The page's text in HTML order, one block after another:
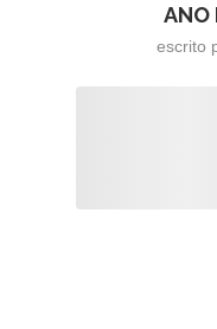
ANO
escrito